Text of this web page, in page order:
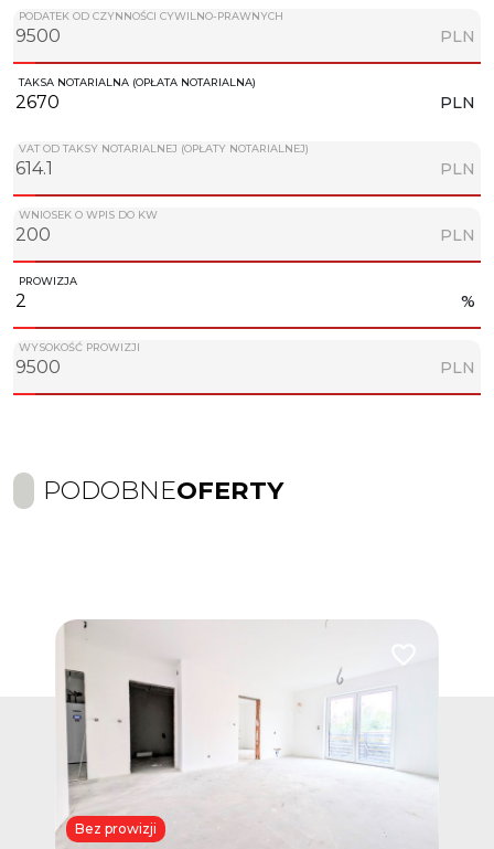
PODATEK OD CZYNNOŚCI CYWILNO-PRAWNYCH
PLN
TAKSA NOTARIALNA (OPŁATA NOTARIALNA)
PLN
VAT OD TAKSY NOTARIALNEJ (OPŁATY NOTARIALNEJ)
PLN
WNIOSEK O WPIS DO KW
PLN
PROWIZJA
%
WYSOKOŚĆ PROWIZJI
PLN
PODOBNEOFERTY
Bez prowizji
Dodaj do